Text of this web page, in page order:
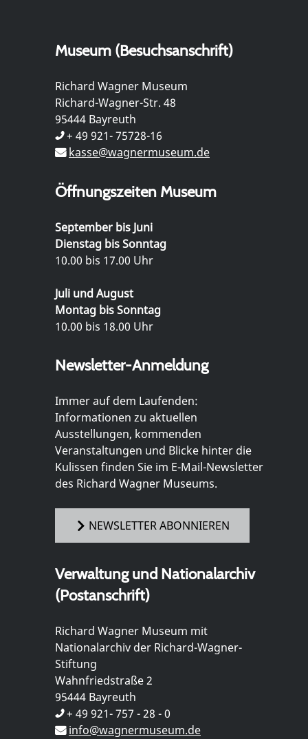
Museum (Besuchsanschrift)
Richard Wagner Museum
Richard-Wagner-Str. 48
95444 Bayreuth
+ 49 921- 75728-16
kasse@wagnermuseum.de
Öffnungszeiten Museum
September bis Juni
Dienstag bis Sonntag
10.00 bis 17.00 Uhr
Juli und August
Montag bis Sonntag
10.00 bis 18.00 Uhr
Newsletter-Anmeldung
Immer auf dem Laufenden:
Informationen zu aktuellen
Ausstellungen, kommenden
Veranstaltungen und Blicke hinter die
Kulissen finden Sie im E-Mail-Newsletter
des Richard Wagner Museums.
NEWSLETTER ABONNIEREN
Verwaltung und Nationalarchiv
(Postanschrift)
Richard Wagner Museum mit
Nationalarchiv der Richard-Wagner-
Stiftung
Wahnfriedstraße 2
95444 Bayreuth
+ 49 921- 757 - 28 - 0
info@wagnermuseum.de